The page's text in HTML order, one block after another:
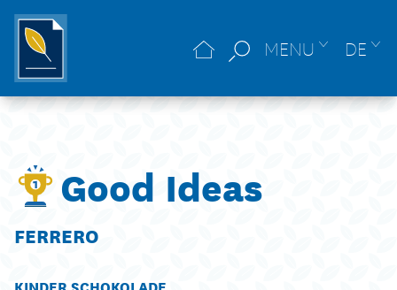
MENU DE
Good Ideas
FERRERO